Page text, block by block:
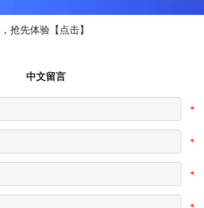
先体验【点击】
中文留言
*
*
*